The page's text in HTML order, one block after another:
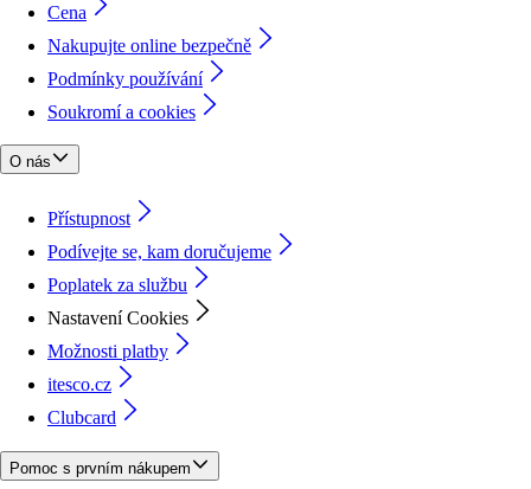
Cena
Nakupujte online bezpečně
Podmínky používání
Soukromí a cookies
O nás
Přístupnost
Podívejte se, kam doručujeme
Poplatek za službu
Nastavení Cookies
Možnosti platby
itesco.cz
Clubcard
Pomoc s prvním nákupem